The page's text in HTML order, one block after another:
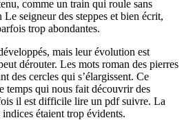
comme un train qui roule sans
Le seigneur des steppes et bien écrit,
trop abondantes.
mais leur évolution est
dérouter. Les mots roman des pierres
des cercles qui s’élargissent. Ce
temps qui nous fait découvrir des
il est difficile lire un pdf suivre. La
étaient trop évidents.